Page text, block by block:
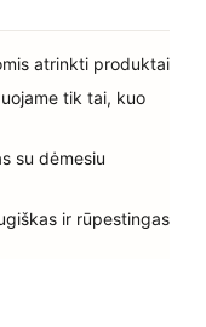
atrinkti produktai
tik tai, kuo
su dėmesiu
ir rūpestingas